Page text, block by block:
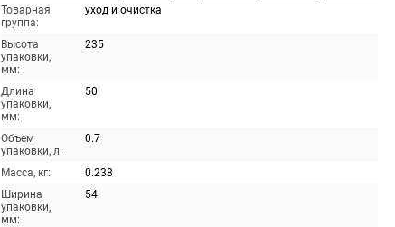
Товарная
группа:
уход и очистка
Высота
упаковки,
мм:
235
Длина
упаковки,
мм:
50
Объем
упаковки, л:
0.7
Масса, кг:
0.238
Ширина
упаковки,
мм:
54